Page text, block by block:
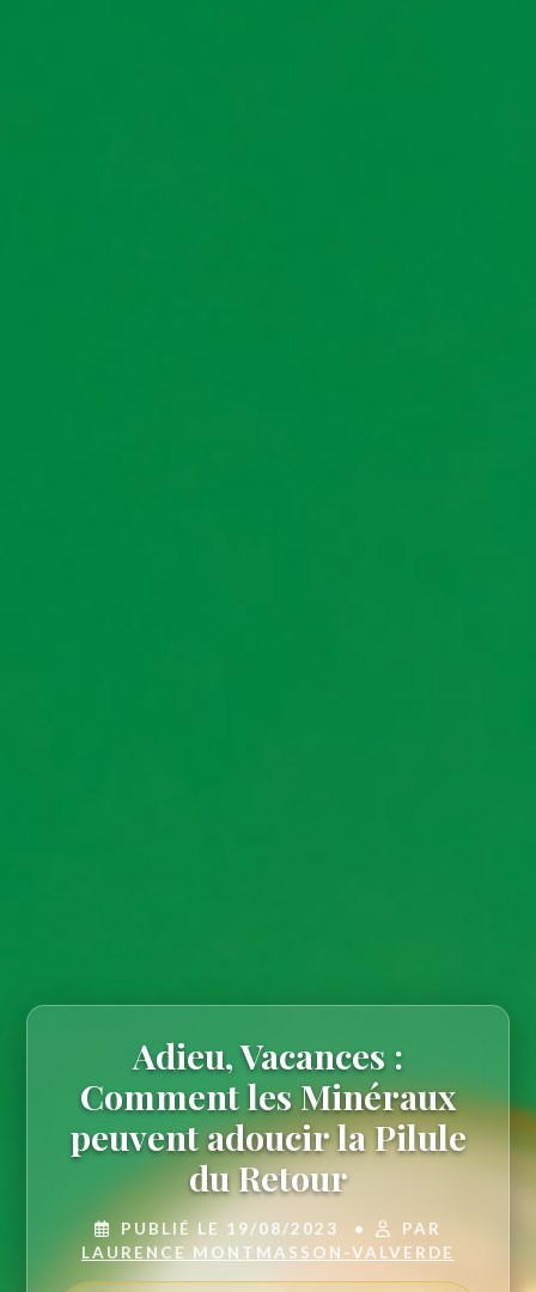
Adieu, Vacances :
Comment les Minéraux
peuvent adoucir la Pilule
du Retour
PUBLIÉ LE 19/08/2023 •
PAR
LAURENCE MONTMASSON-VALVERDE